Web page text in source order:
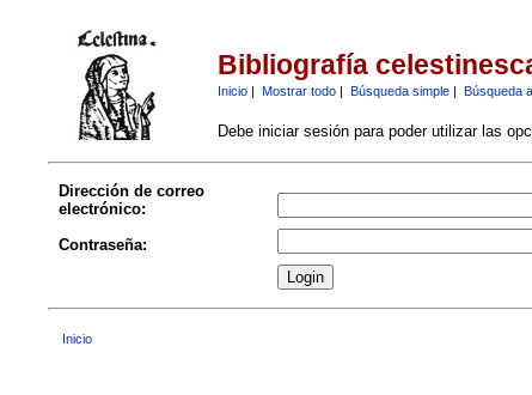
Bibliografía
Inicio| Mostrar todo| Búsqueda simple| Búsqueda
Debe iniciar sesión para poder utilizar las
Dirección de correo
electrónico:
Contraseña:
Inicio